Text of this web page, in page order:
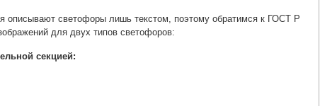
описывают светофоры лишь текстом, поэтому обратимся к ГОСТ Р
для двух типов светофоров:
секцией: